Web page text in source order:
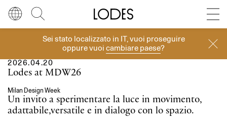
Sei stato localizzato in IT, vuoi proseguire
oppure vuoicambiare paese?
LinguaItaliano
Italiano
English
Français
RegioneEuropa
Europa
Nord America
Store locator Press room
Diesel Living with Lodes
Eventi
2026.04.20
Lodes at MDW26
Milan Design Week
Un invito a sperimentare la luce in movimento,
adattabile,versatile e in dialogo con lo spazio.